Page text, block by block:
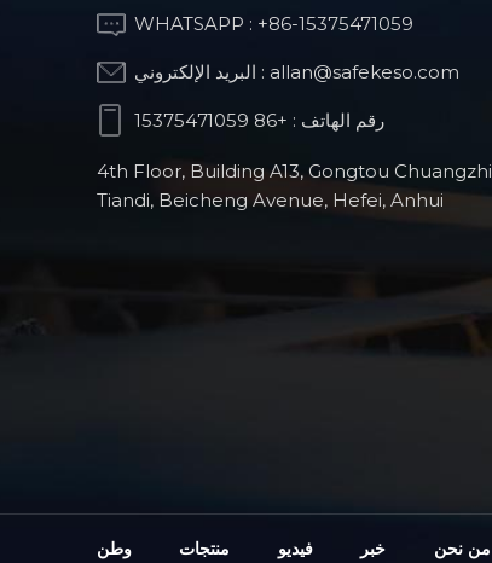
قطع غيار الطحن
باستخدام الحاسوب
(CNC) للروبوتات
الجراحية لتقويم العظام
WHATSAPP : +86-15375471059
البريد الإلكتروني : allan@safekeso.com
رقم الهاتف : +86 15375471059
4th Floor, Building A13, Gongtou Chuangzhi
Tiandi, Beicheng Avenue, Hefei, Anhui
وطن منتجات فيديو خبر من نحن